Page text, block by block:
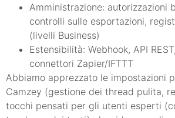
Amministrazione: autorizzazioni
controlli sulle esportazioni,
(livelli Business)
Estensibilità: Webhook, API
connettori Zapier/IFTTT
Abbiamo apprezzato le impostazioni
Camzey (gestione dei thread pulita,
tocchi pensati per gli utenti esperti